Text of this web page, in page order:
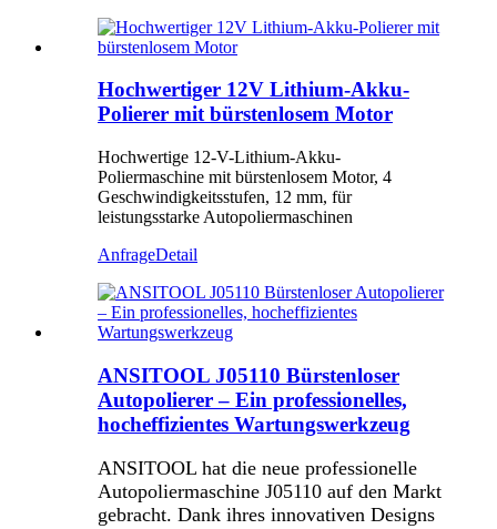
Hochwertiger 12V Lithium-Akku-
Polierer mit bürstenlosem Motor
Hochwertige 12-V-Lithium-Akku-
Poliermaschine mit bürstenlosem Motor, 4
Geschwindigkeitsstufen, 12 mm, für
leistungsstarke Autopoliermaschinen
AnfrageDetail
ANSITOOL J05110 Bürstenloser
Autopolierer – Ein professionelles,
hocheffizientes Wartungswerkzeug
ANSITOOL hat die neue professionelle
Autopoliermaschine J05110 auf den Markt
gebracht. Dank ihres innovativen Designs